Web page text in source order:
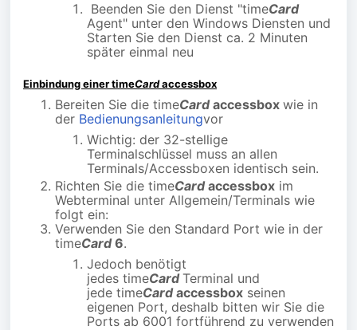
Beenden Sie den Dienst "timeCard
Agent" unter den Windows Diensten und
Starten Sie den Dienst ca. 2 Minuten
später einmal neu
Einbindung einer timeCardaccessbox
Bereiten Sie die timeCardaccessbox wie in
der Bedienungsanleitungvor
Wichtig: der 32-stellige
Terminalschlüssel muss an allen
Terminals/Accessboxen identisch sein.
Richten Sie die timeCardaccessbox im
Webterminal unter Allgemein/Terminals wie
folgt ein:
Verwenden Sie den Standard Port wie in der
timeCard6.
Jedoch benötigt
jedes timeCard Terminal und
jede timeCardaccessbox seinen
eigenen Port, deshalb bitten wir Sie die
Ports ab 6001 fortführend zu verwenden